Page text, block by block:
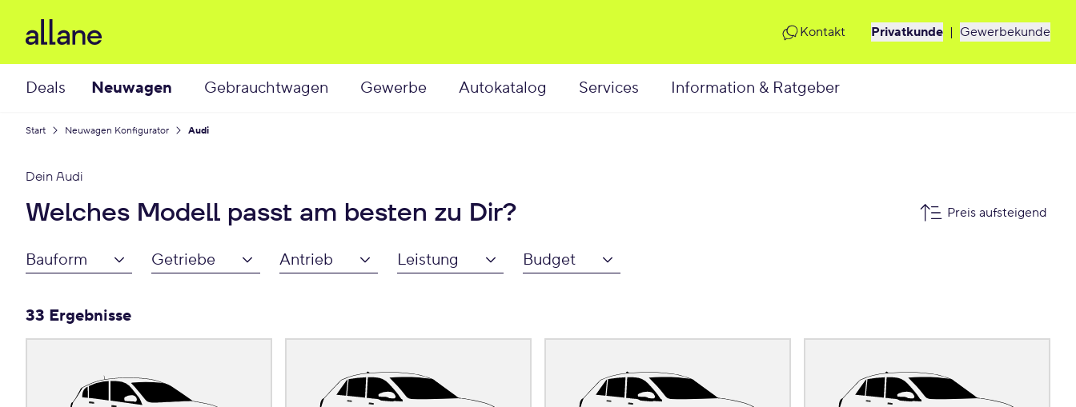
Deals Neuwagen Gebrauchtwagen Gewerbe Autokatalog Services Information & Ratgeber
Kontakt Privatkunde | Gewerbekunde
DeinAudi
Welches Modell passt am besten zu Dir? Preis aufsteigend
Bauform Getriebe Antrieb Leistung Budget
33 Ergebnisse
Start Neuwagen Konfigurator Audi